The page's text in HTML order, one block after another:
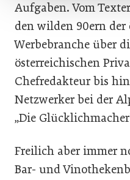
Aufgaben. Vom
den wilden 90ern der
Werbebranche über
österreichischen
Chefredakteur bis
Netzwerker bei der
„Die
Freilich aber immer
Bar- und